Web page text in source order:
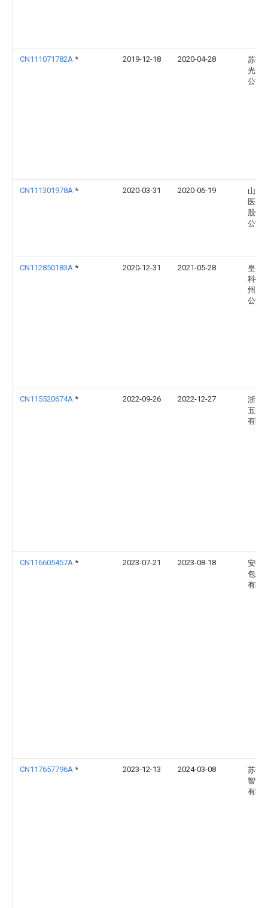
CN111071782A * 2019-12-18 2020-04-28
苏州
光电
公司
CN111301978A * 2020-03-31 2020-06-19
山东
医疗
股份
公司
CN112850183A * 2020-12-31 2021-05-28
皇裕
科技(
州)有
公司
CN115520674A * 2022-09-26 2022-12-27
浙江
五金
有限
CN116605457A * 2023-07-21 2023-08-18
安徽
包装
有限
CN117657796A * 2023-12-13 2024-03-08
苏州
智能
有限